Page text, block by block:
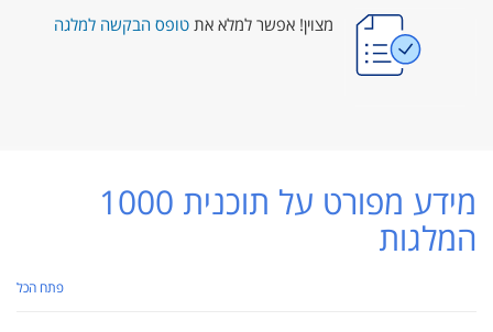
מצוין! אפשר למלא את טופס הבקשה למלגה
מידע מפורט על תוכנית 1000
המלגות
פתח הכל